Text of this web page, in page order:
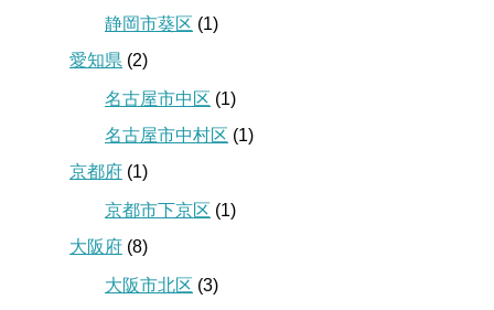
静岡市葵区 (1)
愛知県 (2)
名古屋市中区 (1)
名古屋市中村区 (1)
京都府 (1)
京都市下京区 (1)
大阪府 (8)
大阪市北区 (3)